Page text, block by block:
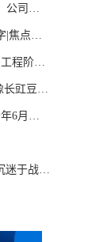
润5.3
精选
段成果
是什么
入运
战争”导